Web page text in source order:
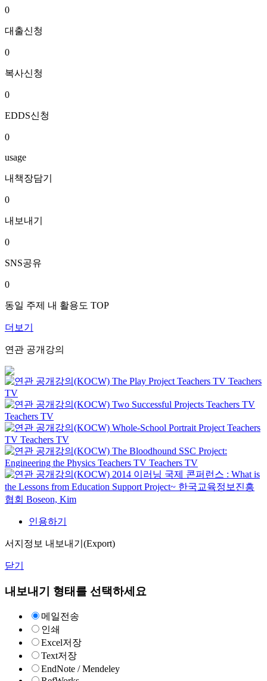
0
대출신청
0
복사신청
0
EDDS신청
0
usage
내책장담기
0
내보내기
0
SNS공유
0
동일 주제 내 활용도 TOP
더보기
연관 공개강의
The Play Project Teachers TV Teachers
TV
Two Successful Projects Teachers TV
Teachers TV
Whole-School Portrait Project Teachers
TV Teachers TV
The Bloodhound SSC Project:
Engineering the Physics Teachers TV Teachers TV
2014 이러닝 국제 콘퍼런스 : What is
the Lessons from Education Support Project~ 한국교육정보진흥
협회 Boseon, Kim
인용하기
서지정보 내보내기(Export)
닫기
내보내기 형태를 선택하세요
메일전송
인쇄
Excel저장
Text저장
EndNote / Mendeley